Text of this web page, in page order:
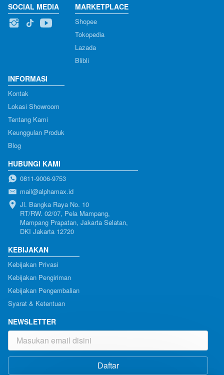
SOCIAL MEDIA MARKETPLACE
Shopee
Tokopedia
Lazada
Blibli
INFORMASI
Kontak
Lokasi Showroom
Tentang Kami
Keunggulan Produk
Blog
HUBUNGI KAMI
0811-9006-9753
mail@alphamax.id
Jl. Bangka Raya No. 10
RT/RW. 02/07, Pela Mampang,
Mampang Prapatan, Jakarta Selatan,
DKI Jakarta 12720
KEBIJAKAN
Kebijakan Privasi
Kebijakan Pengiriman
Kebijakan Pengembalian
Syarat & Ketentuan
NEWSLETTER
`Daftar